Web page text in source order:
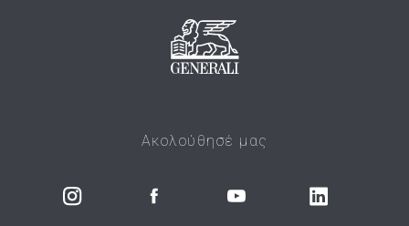
Ακολούθησέ μας